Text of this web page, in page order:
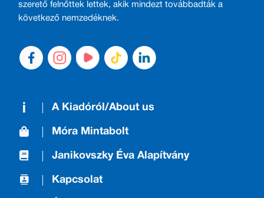
szerető felnőttek lettek, akik mindezt továbbadták a
következő nemzedéknek.
A Kiadóról/About us
Móra Mintabolt
Janikovszky Éva Alapítvány
Kapcsolat